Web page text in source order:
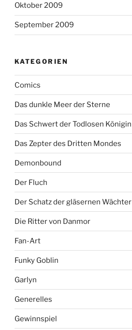
Oktober 2009
September 2009
KATEGORIEN
Comics
Das dunkle Meer der Sterne
Das Schwert der Todlosen Königin
Das Zepter des Dritten Mondes
Demonbound
Der Fluch
Der Schatz der gläsernen Wächter
Die Ritter von Danmor
Fan-Art
Funky Goblin
Garlyn
Generelles
Gewinnspiel